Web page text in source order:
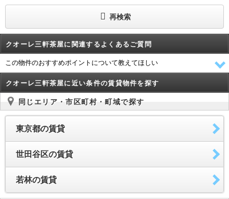
再検索
クオーレ三軒茶屋に関連するよくあるご質問
この物件のおすすめポイントについて教えてほしい
クオーレ三軒茶屋に近い条件の賃貸物件を探す
同じエリア・市区町村・町域で探す
東京都の賃貸
世田谷区の賃貸
若林の賃貸